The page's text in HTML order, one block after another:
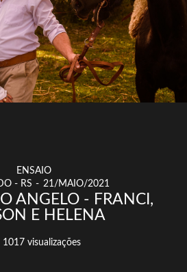
ENSAIO
- RS
21/MAIO/2021
ANGELO - FRANCI,
E HELENA
1017 visualizações